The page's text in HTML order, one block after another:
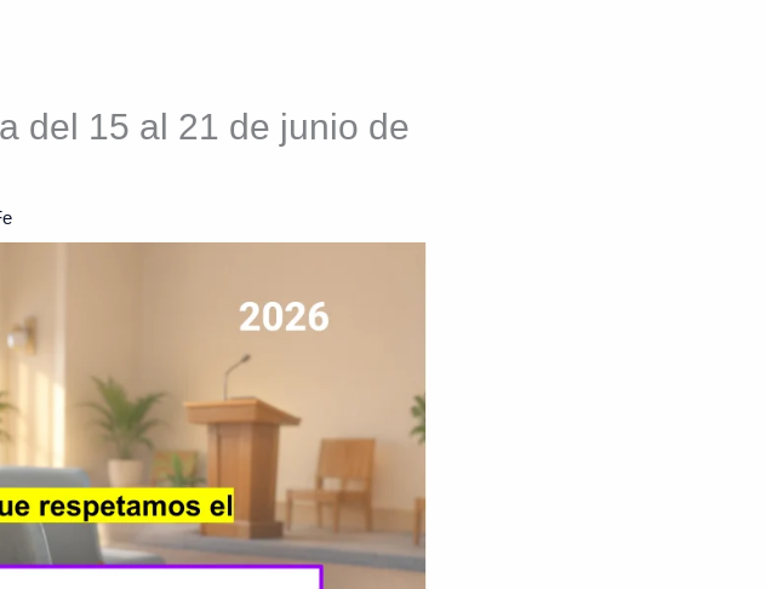
del 15 al 21 de junio de